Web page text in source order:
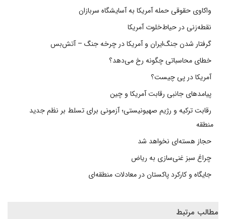
واکاوی حقوقی حمله آمریکا به آسایشگاه سربازان
نقطه‌زنی در حیاط‌خلوت آمریکا
گرفتار شدن جنگ‌ایران و آمریکا در چرخه جنگ – آتش‌بس
خطای محاسباتی چگونه رخ می‌دهد؟
آمریکا در پی چیست؟
پیامدهای جانبی رقابت آمریکا و چین
رقابت ترکیه و رژیم صهیونیستی؛ آزمونی برای تسلط بر نظم جدید
منطقه
حجاز هسته‌ای نخواهد شد
چراغ سبز غنی‌سازی به ریاض
جایگاه و کارکرد پاکستان در معادلات منطقه‌ای
مطالب مرتبط